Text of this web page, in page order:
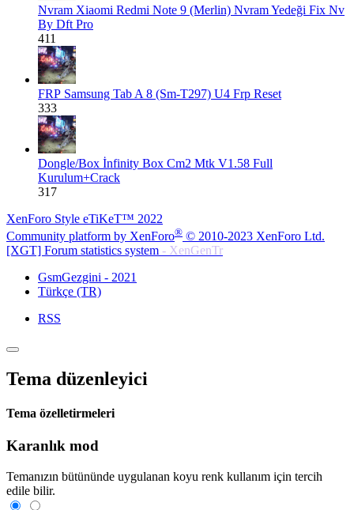
Nvram Xiaomi Redmi Note 9 (Merlin) Nvram Yedeği Fix Nv
By Dft Pro
411
FRP Samsung Tab A 8 (Sm-T297) U4 Frp Reset
333
Dongle/Box İnfinity Box Cm2 Mtk V1.58 Full
Kurulum+Crack
317
XenForo Style eTiKeT™ 2022
Community platform by XenForo® © 2010-2023 XenForo Ltd.
[XGT] Forum statistics system - XenGenTr
GsmGezgini - 2021
Türkçe (TR)
RSS
Tema düzenleyici
Tema özelletirmeleri
Karanlık mod
Temanızın bütününde uygulanan koyu renk kullanım için tercih
edile bilir.